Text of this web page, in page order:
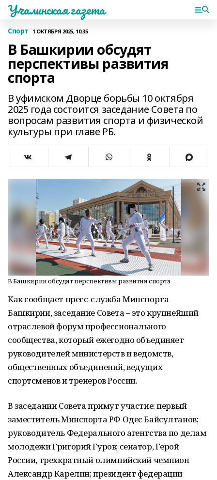
Учалинская газета
Спорт 1 ОКТЯБРЯ 2025, 10:35
В Башкирии обсудят
перспективы развития
спорта
В уфимском Дворце борьбы 10 октября
2025 года состоится заседание Совета по
вопросам развития спорта и физической
культуры при главе РБ.
В Башкирии обсудят перспективы развития спорта
Как сообщает пресс-служба Минспорта
Башкирии, заседание Совета – это крупнейший
отраслевой форум профессионального
сообщества, который ежегодно объединяет
руководителей министерств и ведомств,
общественных объединений, ведущих
спортсменов и тренеров России.
В заседании Совета примут участие: первый
заместитель Минспорта РФ Одес Байсултанов;
руководитель Федерального агентства по делам
молодежи Григорий Гуров; сенатор, Герой
России, трехкратный олимпийский чемпион
Александр Карелин; президент федерации